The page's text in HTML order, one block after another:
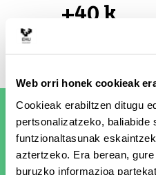
Web orri honek cookieak
Cookieak erabiltzen ditugu
pertsonalizatzeko, baliabide
funtzionaltasunak
aztertzeko. Era berean,
buruzko informazioa
+40 k